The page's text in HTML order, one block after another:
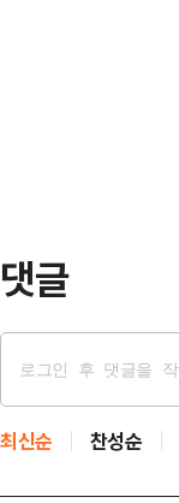
댓글
최신순 찬성순